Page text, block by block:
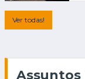
Ver todas!
Assuntos